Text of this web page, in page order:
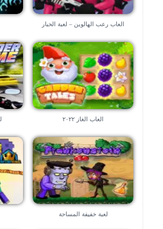
العاب رعب الهالوين – لعبة الحبار
العاب الغاز ٢٠٢٢
لعبة خفيفة المساحة